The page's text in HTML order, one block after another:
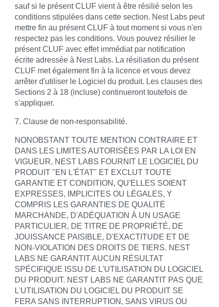
sauf si le présent CLUF vient à être résilié selon les
conditions stipulées dans cette section. Nest Labs peut
mettre fin au présent CLUF à tout moment si vous n'en
respectez pas les conditions. Vous pouvez résilier le
présent CLUF avec effet immédiat par notification
écrite adressée à Nest Labs. La résiliation du présent
CLUF met également fin à la licence et vous devez
arrêter d'utiliser le Logiciel du produit. Les clauses des
Sections 2 à 18 (incluse) continueront toutefois de
s'appliquer.
7. Clause de non-responsabilité.
NONOBSTANT TOUTE MENTION CONTRAIRE ET
DANS LES LIMITES AUTORISÉES PAR LA LOI EN
VIGUEUR, NEST LABS FOURNIT LE LOGICIEL DU
PRODUIT "EN L'ÉTAT" ET EXCLUT TOUTE
GARANTIE ET CONDITION, QU'ELLES SOIENT
EXPRESSES, IMPLICITES OU LÉGALES, Y
COMPRIS LES GARANTIES DE QUALITÉ
MARCHANDE, D'ADÉQUATION À UN USAGE
PARTICULIER, DE TITRE DE PROPRIÉTÉ, DE
JOUISSANCE PAISIBLE, D'EXACTITUDE ET DE
NON-VIOLATION DES DROITS DE TIERS. NEST
LABS NE GARANTIT AUCUN RÉSULTAT
SPÉCIFIQUE ISSU DE L'UTILISATION DU LOGICIEL
DU PRODUIT. NEST LABS NE GARANTIT PAS QUE
L'UTILISATION DU LOGICIEL DU PRODUIT SE
FERA SANS INTERRUPTION, SANS VIRUS OU